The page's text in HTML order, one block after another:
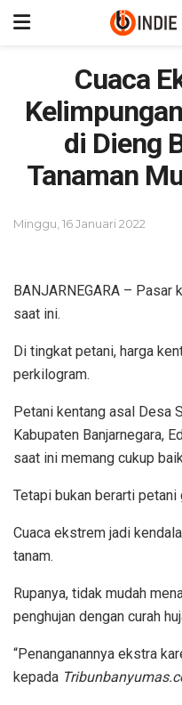
Cuaca
di Dieng
Tanaman
Minggu, 16 Januari 2022
BANJARNEGARA –
saat ini.
Di tingkat petani, harga
perkilogram.
Petani kentang asal Desa
Kabupaten Banjarnegara,
saat ini memang cukup
Tetapi bukan berarti petani
Cuaca ekstrem jadi
tanam.
Rupanya, tidak mudah
penghujan dengan curah
“Penanganannya ekstra
kepada